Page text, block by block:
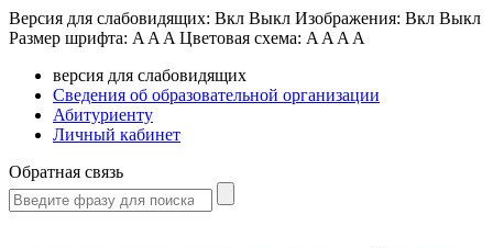
Версия для слабовидящих: Вкл Выкл Изображения: Вкл Выкл
Размер шрифта: A A A Цветовая схема: A A A A
версия для слабовидящих
Сведения об образовательной организации
Абитуриенту
Личный кабинет
Обратная связь